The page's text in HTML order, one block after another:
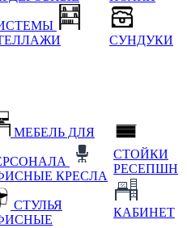
СУНДУКИ
МЕБЕЛЬ ДЛЯ
КРЕСЛА
СТУЛЬЯ
СТОЙКИ
РЕСЕПШН
КАБИНЕТ